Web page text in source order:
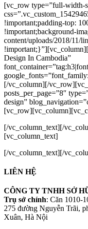
[vc_row type=”full-width-
!important;padding-top:
!important;background-
content/uploads/2018/11/
Design In Cambodia”
[/vc_column][/
posts_per_page=”8″
design”
[/vc_column_text][/
[vc_column_text]
[/vc_column_text][/
LIÊN HỆ
CÔNG TY TNHH SỞ
Trụ sở chính: Căn 1010-
275 đường Nguyễn Trãi,
Xuân, Hà Nội